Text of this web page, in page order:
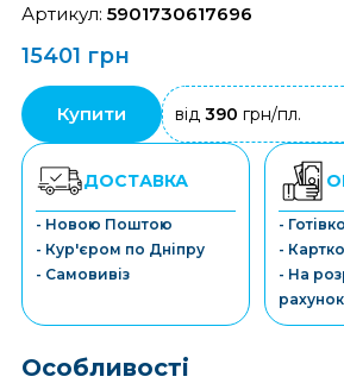
Артикул: 5901730617696
15401 грн
Купити від 390 грн/пл.
ДОСТАВКА
- Новою Поштою
- Кур'єром по Дніпру
- Самовивіз
-
-
- На
Особливості